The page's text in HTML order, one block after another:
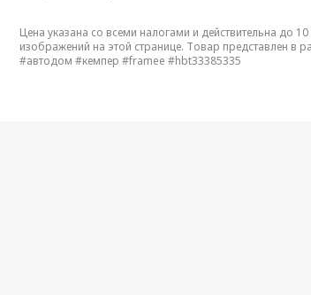
Цена указана со всеми налогами и действительна до
изображений на этой странице. Товар представлен в
#автодом #кемпер #framee #hbt33385335